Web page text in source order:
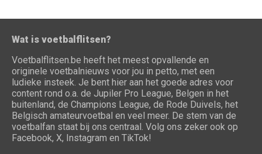
Wat is voetbalflitsen?
Voetbalflitsen.be heeft het meest opvallende en
originele voetbalnieuws voor jou in petto, met een
ludieke insteek. Je bent hier aan het goede adres voor
content rond o.a. de Jupiler Pro League, Belgen in het
buitenland, de Champions League, de Rode Duivels, het
Belgisch amateurvoetbal en veel meer. De stem van de
voetbalfan staat bij ons centraal. Volg ons zeker ook op
Facebook, X, Instagram en TikTok!